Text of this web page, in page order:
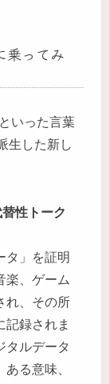
乗ってみ
いった言葉
生した新し
性トーク
タ」を証明
楽、ゲーム
れ、その所
記録されま
タルデータ
る意味、